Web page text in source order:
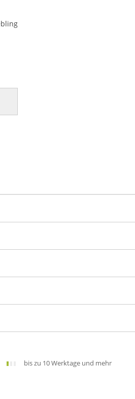
bis zu 10 Werktage und mehr